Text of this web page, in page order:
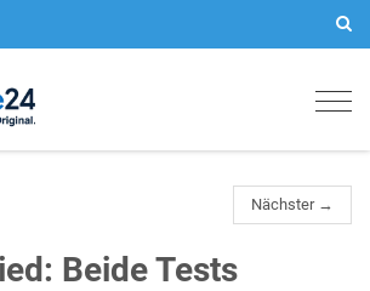
Nächster →
Beide Tests